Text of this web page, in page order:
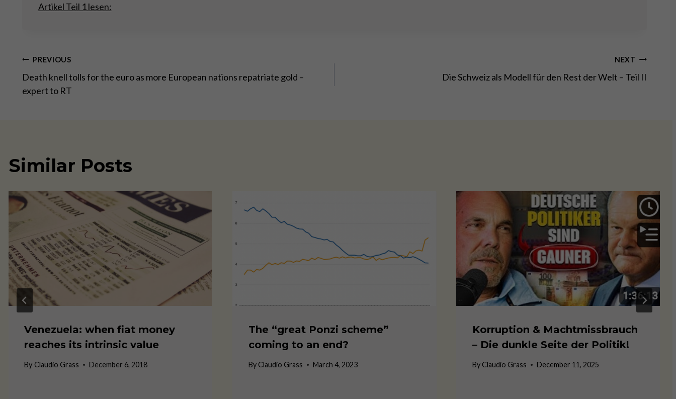
Artikel Teil 1 lesen:
Post
navigation
PREVIOUS
Death knell tolls for the euro as more European nations repatriate gold –
expert to RT
NEXT
Die Schweiz als Modell für den Rest der Welt – Teil II
Similar Posts
Venezuela: when fiat money
reaches its intrinsic value
By Claudio Grass December 6, 2018
The “great Ponzi scheme”
coming to an end?
By Claudio Grass March 4, 2023
Korruption & Machtmissbrauch
– Die dunkle Seite der Politik!
By Claudio Grass December 11, 2025